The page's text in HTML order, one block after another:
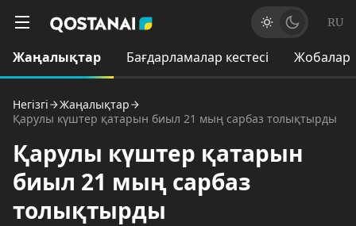
RU
Жаңалықтар Бағдарламалар кестесі Жобалар
Негізгі
Жаңалықтар
Қарулы күштер қатарын биыл 21 мың сарбаз толықтырды
Қарулы күштер қатарын
биыл 21 мың сарбаз
толықтырды